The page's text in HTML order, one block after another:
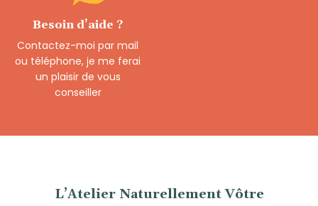
Besoin d’aide ?
Contactez-moi par mail
ou téléphone, je me ferai
un plaisir de vous
conseiller
L’Atelier Naturellement Vôtre